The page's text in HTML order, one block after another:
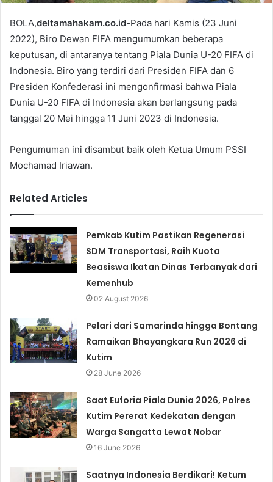
BOLA,deltamahakam.co.id-Pada hari Kamis (23 Juni
2022), Biro Dewan FIFA mengumumkan beberapa
keputusan, di antaranya tentang Piala Dunia U-20 FIFA di
Indonesia. Biro yang terdiri dari Presiden FIFA dan 6
Presiden Konfederasi ini mengonfirmasi bahwa Piala
Dunia U-20 FIFA di Indonesia akan berlangsung pada
tanggal 20 Mei hingga 11 Juni 2023 di Indonesia.
Pengumuman ini disambut baik oleh Ketua Umum PSSI
Mochamad Iriawan.
Related Articles
Pemkab Kutim Pastikan Regenerasi
SDM Transportasi, Raih Kuota
Beasiswa Ikatan Dinas Terbanyak dari
Kemenhub
02 August 2026
Pelari dari Samarinda hingga Bontang
Ramaikan Bhayangkara Run 2026 di
Kutim
28 June 2026
Saat Euforia Piala Dunia 2026, Polres
Kutim Pererat Kedekatan dengan
Warga Sangatta Lewat Nobar
16 June 2026
Saatnya Indonesia Berdikari! Ketum